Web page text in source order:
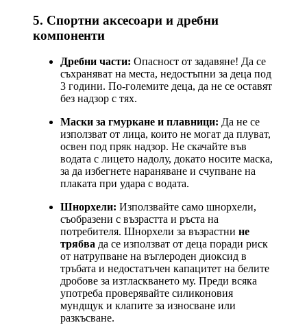
5. Спортни аксесоари и дребни
компоненти
Дребни части: Опасност от задавяне! Да се
съхраняват на места, недостъпни за деца под
3 години. По-големите деца, да не се оставят
без надзор с тях.
Маски за гмуркане и плавници: Да не се
използват от лица, които не могат да плуват,
освен под пряк надзор. Не скачайте във
водата с лицето надолу, докато носите маска,
за да избегнете нараняване и счупване на
плаката при удара с водата.
Шнорхели: Използвайте само шнорхели,
съобразени с възрастта и ръста на
потребителя. Шнорхели за възрастни не
трябва да се използват от деца поради риск
от натрупване на въглероден диоксид в
тръбата и недостатъчен капацитет на белите
дробове за изтласкването му. Преди всяка
употреба проверявайте силиконовия
мундщук и клапите за износване или
разкъсване.